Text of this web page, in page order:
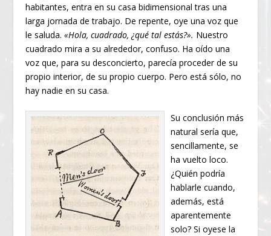
habitantes, entra en su casa bidimensional tras una
larga jornada de trabajo. De repente, oye una voz que
le saluda.«Hola, cuadrado, ¿qué tal estás?». Nuestro
cuadrado mira a su alrededor, confuso. Ha oído una
voz que, para su desconcierto, parecía proceder de su
propio interior, de su propio cuerpo. Pero está sólo, no
hay nadie en su casa.
Su conclusión más
natural sería que,
sencillamente, se
ha vuelto loco.
¿Quién podría
hablarle cuando,
además, está
aparentemente
solo? Si oyese la